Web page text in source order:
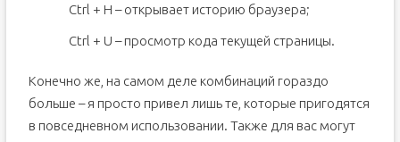
Ctrl + H – открывает историю браузера;
Ctrl + U – просмотр кода текущей страницы.
Конечно же, на самом деле комбинаций гораздо
больше – я просто привел лишь те, которые пригодятся
в повседневном использовании. Также для вас могут